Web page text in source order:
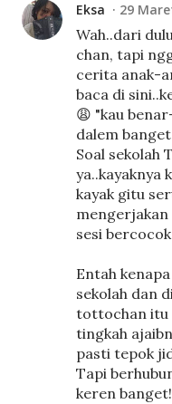
Eksa 29
Wah..dari
chan, tapi
cerita anak-
baca di
😩 "kau
dalem
Soal sekolah
ya..kayaknya
kayak gitu
mengerjakan
sesi
Entah
sekolah dan
tottochan itu
tingkah
pasti tepok
Tapi
keren